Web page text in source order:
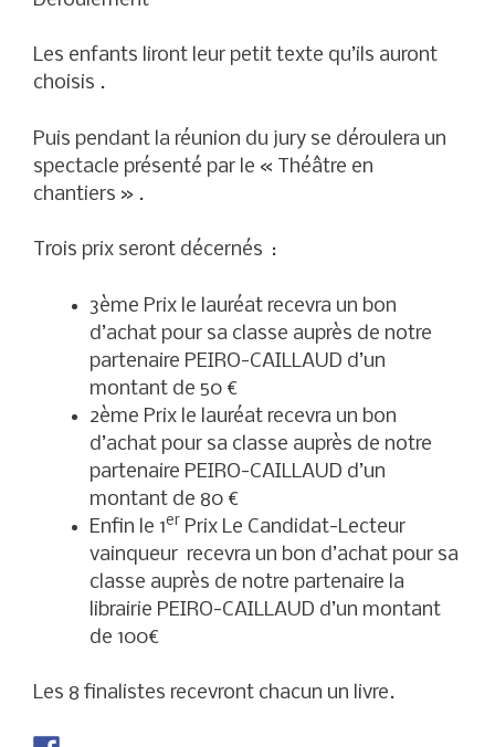
Les enfants liront leur petit texte qu’ils auront
choisis .
Puis pendant la réunion du jury se déroulera un
spectacle présenté par le « Théâtre en
chantiers » .
Trois prix seront décernés :
3ème Prix le lauréat recevra un bon
d’achat pour sa classe auprès de notre
partenaire PEIRO-CAILLAUD d’un
montant de 50 €
2ème Prix le lauréat recevra un bon
d’achat pour sa classe auprès de notre
partenaire PEIRO-CAILLAUD d’un
montant de 80 €
Enfin le 1er Prix Le Candidat-Lecteur
vainqueur recevra un bon d’achat pour sa
classe auprès de notre partenaire la
librairie PEIRO-CAILLAUD d’un montant
de 100€
Les 8 finalistes recevront chacun un livre.